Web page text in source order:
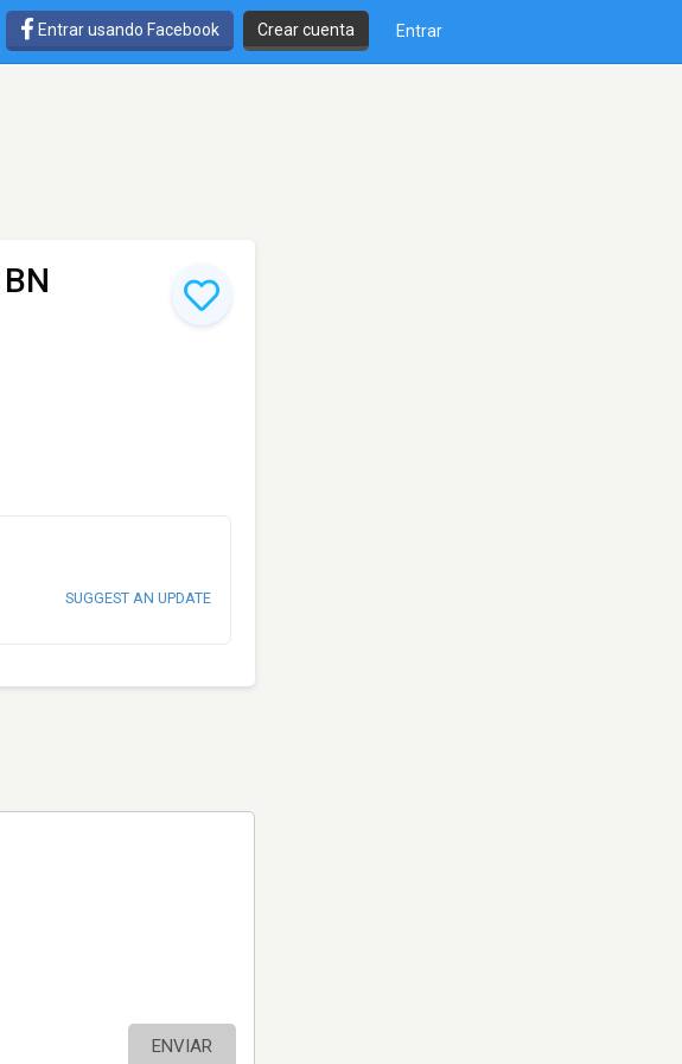
Entrar usando Facebook Crear cuenta Entrar
SUGGEST AN UPDATE
ENVIAR